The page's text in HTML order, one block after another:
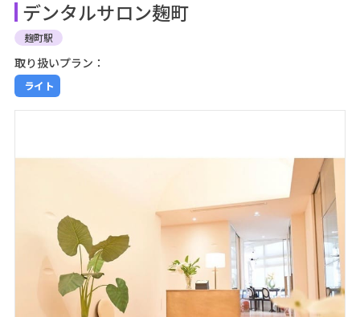
デンタルサロン麹町
麹町駅
取り扱いプラン：
ライト